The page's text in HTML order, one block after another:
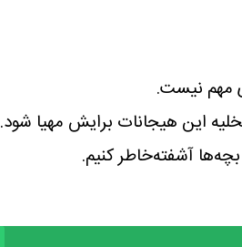
مهم نیست.
این هیجانات برایش مهیا شود.
آشفته‌خاطر کنیم.